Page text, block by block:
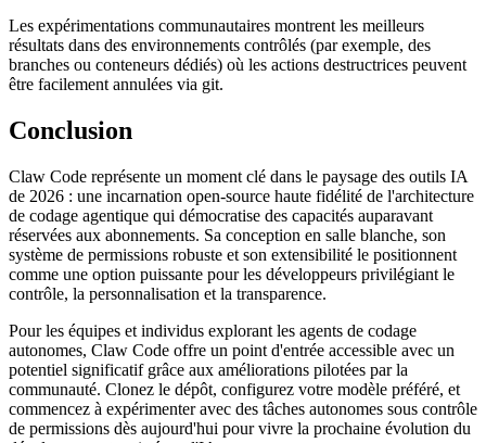
Les expérimentations communautaires montrent les meilleurs
résultats dans des environnements contrôlés (par exemple, des
branches ou conteneurs dédiés) où les actions destructrices peuvent
être facilement annulées via git.
Conclusion
Claw Code représente un moment clé dans le paysage des outils IA
de 2026 : une incarnation open-source haute fidélité de l'architecture
de codage agentique qui démocratise des capacités auparavant
réservées aux abonnements. Sa conception en salle blanche, son
système de permissions robuste et son extensibilité le positionnent
comme une option puissante pour les développeurs privilégiant le
contrôle, la personnalisation et la transparence.
Pour les équipes et individus explorant les agents de codage
autonomes, Claw Code offre un point d'entrée accessible avec un
potentiel significatif grâce aux améliorations pilotées par la
communauté. Clonez le dépôt, configurez votre modèle préféré, et
commencez à expérimenter avec des tâches autonomes sous contrôle
de permissions dès aujourd'hui pour vivre la prochaine évolution du